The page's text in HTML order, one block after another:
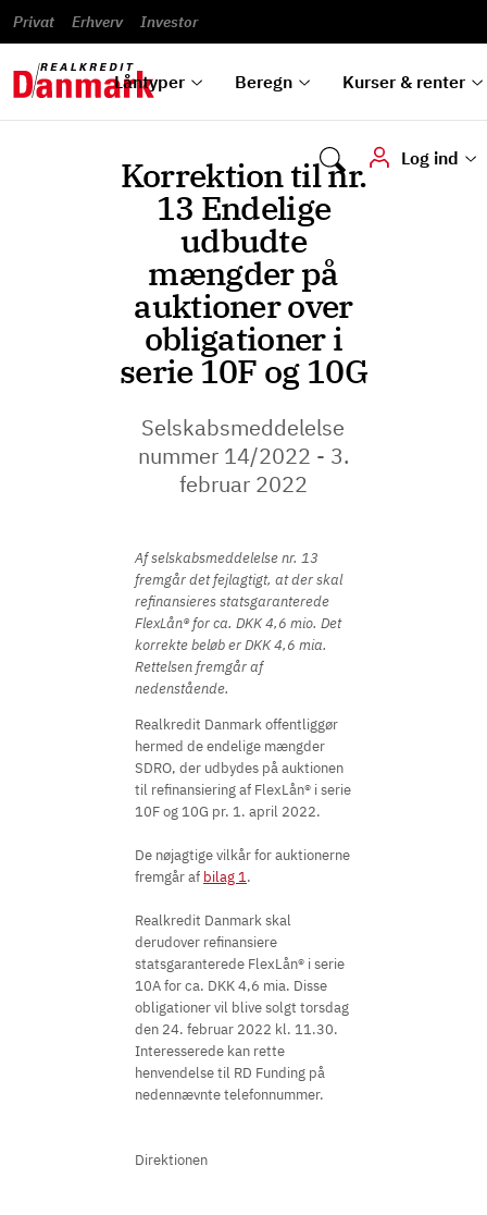
Privat Erhverv Investor
Låntyper Beregn Kurser & renter
Log ind
til bolig
Alle
låntyper
omlægning
Se alle
beregnere
Renteprognose
Bestil
kursovervågning
rentetilpasning
vilkår
Blanketter
Samarbejdspartnere
guides
hvad
vi kan
tilbyde
Korrektion til nr.
13 Endelige
udbudte
mængder på
auktioner over
obligationer i
serie 10F og 10G
Selskabsmeddelelse
nummer 14/2022 - 3.
februar 2022
Af selskabsmeddelelse nr. 13
fremgår det fejlagtigt, at der skal
refinansieres statsgaranterede
FlexLån® for ca. DKK 4,6 mio. Det
korrekte beløb er DKK 4,6 mia.
Rettelsen fremgår af
nedenstående.
Realkredit Danmark offentliggør
hermed de endelige mængder
SDRO, der udbydes på auktionen
til refinansiering af FlexLån® i serie
10F og 10G pr. 1. april 2022.
De nøjagtige vilkår for auktionerne
fremgår af bilag 1.
Realkredit Danmark skal
derudover refinansiere
statsgaranterede FlexLån® i serie
10A for ca. DKK 4,6 mia. Disse
obligationer vil blive solgt torsdag
den 24. februar 2022 kl. 11.30.
Interesserede kan rette
henvendelse til RD Funding på
nedennævnte telefonnummer.
Direktionen